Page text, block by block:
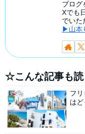
ブログ
Xでも
でいた
▶山本
☆こんな記事も
フ
は